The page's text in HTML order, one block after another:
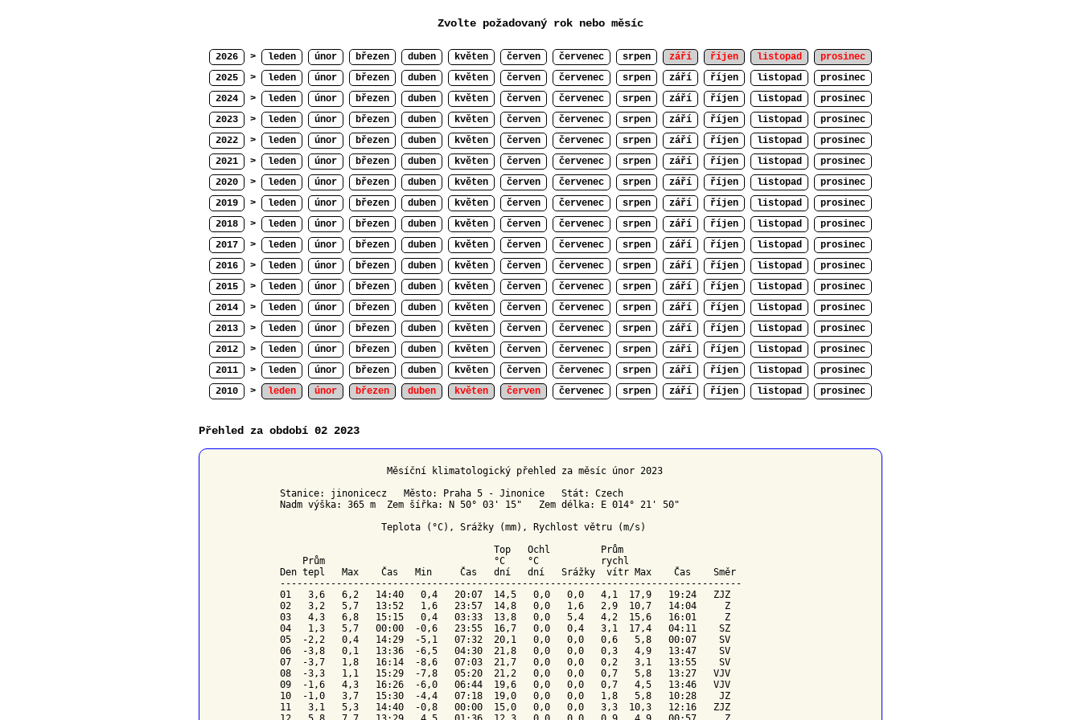
Zvolte požadovaný rok nebo měsíc
2026 > leden únor březen duben květen červen červenec srpen září říjen listopad
prosinec
2025
> leden únor březen duben květen červen červenec srpen září říjen listopad
prosinec
2024
> leden únor březen duben květen červen červenec srpen září říjen listopad
prosinec
2023
> leden únor březen duben květen červen červenec srpen září říjen listopad
prosinec
2022
> leden únor březen duben květen červen červenec srpen září říjen listopad
prosinec
2021
> leden únor březen duben květen červen červenec srpen září říjen listopad
prosinec
2020
> leden únor březen duben květen červen červenec srpen září říjen listopad
prosinec
2019
> leden únor březen duben květen červen červenec srpen září říjen listopad
prosinec
2018
> leden únor březen duben květen červen červenec srpen září říjen listopad
prosinec
2017
> leden únor březen duben květen červen červenec srpen září říjen listopad
prosinec
2016
> leden únor březen duben květen červen červenec srpen září říjen listopad
prosinec
2015
> leden únor březen duben květen červen červenec srpen září říjen listopad
prosinec
2014
> leden únor březen duben květen červen červenec srpen září říjen listopad
prosinec
2013
> leden únor březen duben květen červen červenec srpen září říjen listopad
prosinec
2012
> leden únor březen duben květen červen červenec srpen září říjen listopad
prosinec
2011
> leden únor březen duben květen červen červenec srpen září říjen listopad
prosinec
2010
> leden únor březen duben květen červen červenec srpen září říjen listopad prosinec
Přehled za období 02 2023
                   Měsíční klimatologický přehled za měsíc únor 2023
Stanice: jinonicecz   Město: Praha 5 - Jinonice   Stát: Czech
Nadm výška: 365 m  Zem šířka: N 50° 03' 15"   Zem délka: E 014° 21' 50"
                  Teplota (°C), Srážky (mm), Rychlost větru (m/s)
Top
Ochl
        Prům
    Prům                              °C    °C
rychl
Den tepl   Max    Čas   Min     Čas   dní   dní   Srážky  vítr Max    Čas Směr
----------------------------------------------------------------------------------
01   3,6   6,2   14:40   0,4   20:07  14,5   0,0   0,0   4,1  17,9   19:24   ZJZ
02   3,2   5,7   13:52   1,6   23:57  14,8   0,0   1,6   2,9  10,7   14:04     Z
03   4,3   6,8   15:15   0,4   03:33  13,8   0,0   5,4   4,2  15,6   16:01     Z
04   1,3   5,7   00:00  -0,6   23:55  16,7   0,0   0,4   3,1  17,4   04:11    SZ
05  -2,2   0,4   14:29  -5,1   07:32  20,1   0,0   0,0   0,6   5,8   00:07    SV
06  -3,8   0,1   13:36  -6,5   04:30  21,8   0,0   0,0   0,3   4,9   13:47    SV
07  -3,7   1,8   16:14  -8,6   07:03  21,7   0,0   0,0   0,2   3,1   13:55    SV
08  -3,3   1,1   15:29  -7,8   05:20  21,2   0,0   0,0   0,7   5,8   13:27   VJV
09  -1,6   4,3   16:26  -6,0   06:44  19,6   0,0   0,0   0,7   4,5   13:46   VJV
10  -1,0   3,7   15:30  -4,4   07:18  19,0   0,0   0,0   1,8   5,8   10:28    JZ
11   3,1   5,3   14:40  -0,8   00:00  15,0   0,0   0,0   3,3  10,3   12:16   ZJZ